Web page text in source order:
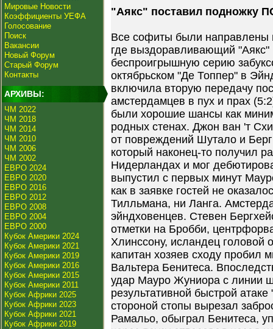
Мировые Новости
Коэффициенты УЕФА
Голосование
Поиск
Вакансии
Новый Форум
Старый Форум
Контакты
АРХИВЫ:
ЧМ 2022
ЧМ 2018
ЧМ 2014
ЧМ 2010
ЧМ 2006
ЧМ 2002
ЕВРО 2024
ЕВРО 2020
ЕВРО 2016
ЕВРО 2012
ЕВРО 2008
ЕВРО 2004
ЕВРО 2000
Кубок Америки 2024
Кубок Америки 2021
Кубок Америки 2019
Кубок Америки 2016
Кубок Америки 2015
Кубок Америки 2011
Кубок Африки 2025
Кубок Африки 2023
Кубок Африки 2021
Кубок Африки 2019
"Аякс" поставил подножку
Все софиты были
где выздоравливающий "Аякс"
беспроигрышную серию
октябрьском "Де Топпер" в
включила вторую передачу
амстердамцев в пух и прах
были хорошие шансы как
родных стенах. Джон ван 'т
от повреждений Шутало и
который наконец-то получил
Нидерландах и мог
выпустил с первых минут
как в заявке гостей не
Тилльмана, ни Ланга.
эйндховенцев. Стевен
отметки на Бробби,
Хлинссону, исландец головой
капитан хозяев сходу пробил
Вальтера Бенитеса.
удар Мауро Жуниора с линии
результативной быстрой
стороной стопы вырезал
Рамальо, обыграл Бенитеса,